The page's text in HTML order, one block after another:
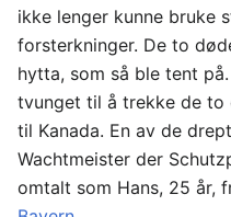
ikke lenger kunne bruke
forsterkninger. De to
hytta, som så ble tent
tvunget til å trekke de to
til Kanada. En av de
Wachtmeister der
omtalt som Hans, 25 år,